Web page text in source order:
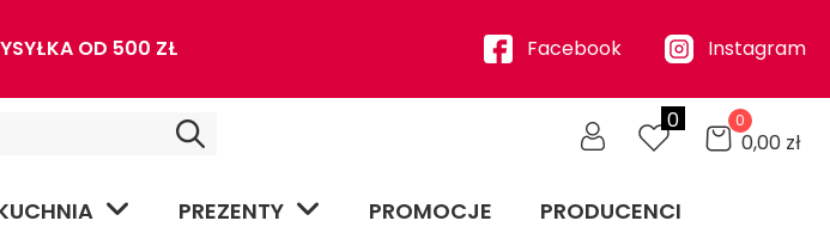
OD 500 ZŁ Facebook Instagram
0 0
0,00 zł
PREZENTY PROMOCJE PRODUCENCI